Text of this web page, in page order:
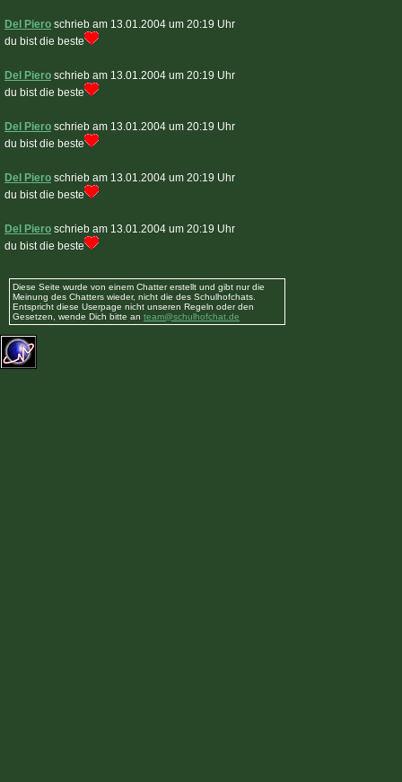
Del Piero schrieb am 13.01.2004 um 20:19 Uhr
du bist die beste
Del Piero schrieb am 13.01.2004 um 20:19 Uhr
du bist die beste
Del Piero schrieb am 13.01.2004 um 20:19 Uhr
du bist die beste
Del Piero schrieb am 13.01.2004 um 20:19 Uhr
du bist die beste
Del Piero schrieb am 13.01.2004 um 20:19 Uhr
du bist die beste
Diese Seite wurde von einem Chatter erstellt und gibt nur die
Meinung des Chatters wieder, nicht die des Schulhofchats.
Entspricht diese Userpage nicht unseren Regeln oder den
Gesetzen, wende Dich bitte an team@schulhofchat.de